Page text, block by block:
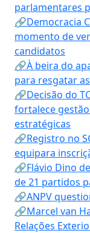
parlamentares
🔗Democracia
momento de
candidatos
🔗À beira do
para resgatar
🔗Decisão do
fortalece
estratégicas
🔗Registro no
equipara
🔗Flávio Dino
de 21 partidos
🔗ANPV
🔗Marcel van
Relações